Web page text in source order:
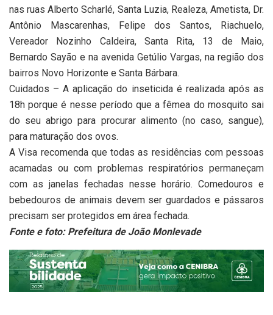
nas ruas Alberto Scharlé, Santa Luzia, Realeza, Ametista, Dr.
Antônio Mascarenhas, Felipe dos Santos, Riachuelo,
Vereador Nozinho Caldeira, Santa Rita, 13 de Maio,
Bernardo Sayão e na avenida Getúlio Vargas, na região dos
bairros Novo Horizonte e Santa Bárbara.
Cuidados – A aplicação do inseticida é realizada após as
18h porque é nesse período que a fêmea do mosquito sai
do seu abrigo para procurar alimento (no caso, sangue),
para maturação dos ovos.
A Visa recomenda que todas as residências com pessoas
acamadas ou com problemas respiratórios permaneçam
com as janelas fechadas nesse horário. Comedouros e
bebedouros de animais devem ser guardados e pássaros
precisam ser protegidos em área fechada.
Fonte e foto: Prefeitura de João Monlevade